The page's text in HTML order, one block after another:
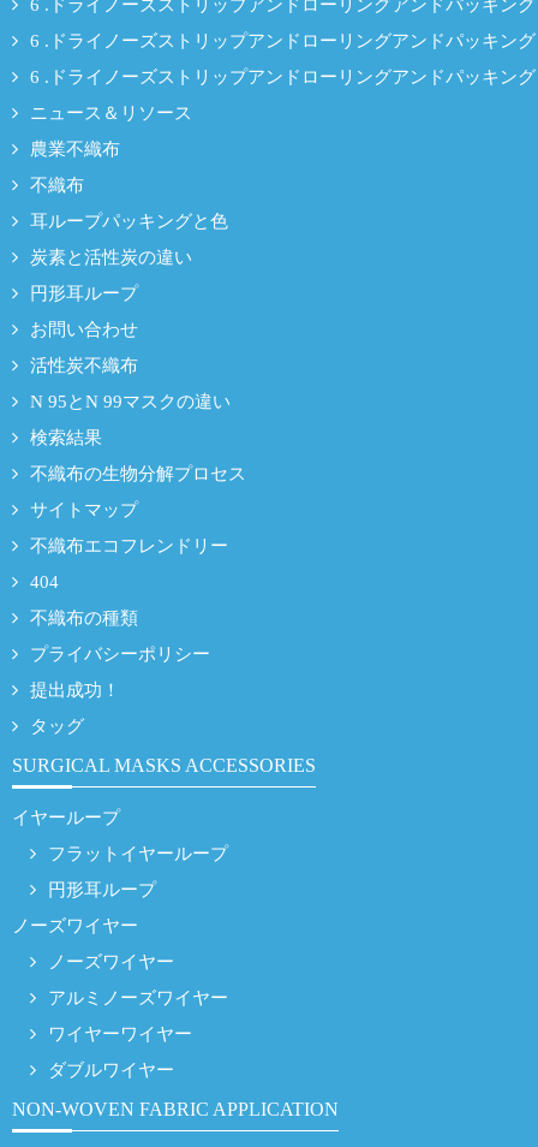
6 .ドライノーズストリップアンドローリングアンドパッキング
6 .ドライノーズストリップアンドローリングアンドパッキング
6 .ドライノーズストリップアンドローリングアンドパッキング
ニュース＆リソース
農業不織布
不織布
耳ループパッキングと色
炭素と活性炭の違い
円形耳ループ
お問い合わせ
活性炭不織布
N 95とN 99マスクの違い
検索結果
不織布の生物分解プロセス
サイトマップ
不織布エコフレンドリー
404
不織布の種類
プライバシーポリシー
提出成功！
タッグ
SURGICAL MASKS ACCESSORIES
イヤーループ
フラットイヤーループ
円形耳ループ
ノーズワイヤー
ノーズワイヤー
アルミノーズワイヤー
ワイヤーワイヤー
ダブルワイヤー
NON-WOVEN FABRIC APPLICATION